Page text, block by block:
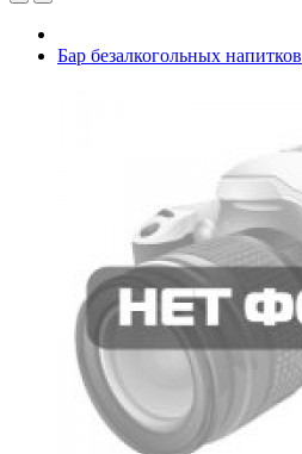
Бар безалкогольных напитков